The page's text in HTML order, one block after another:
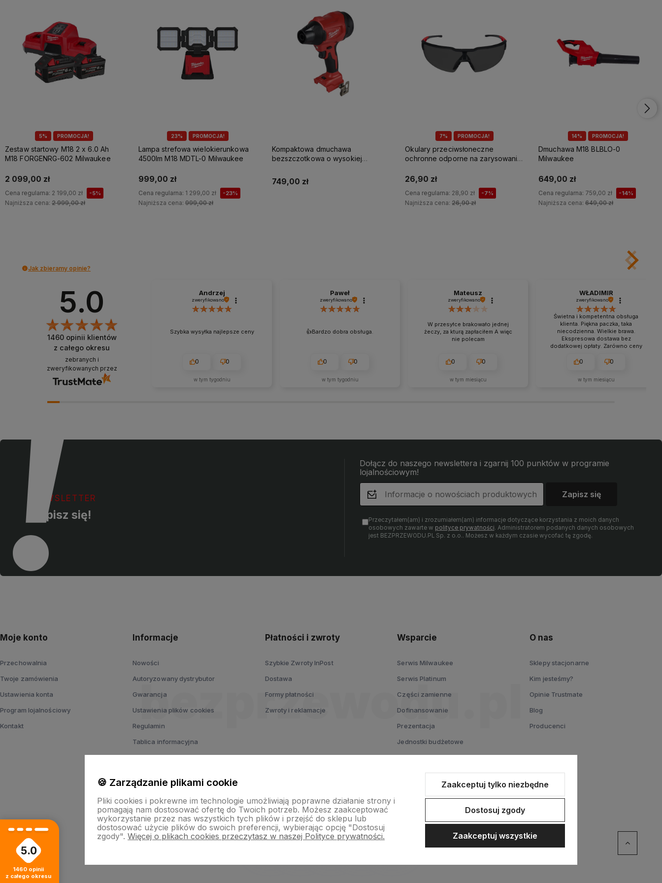
5% PROMOCJA!
Zestaw startowy M18 2 x 6.0 Ah
M18 FORGENRG-602 Milwaukee
2 099,00 zł
Cena regularna: 2 199,00 zł -5%
Najniższa cena: 2 999,00 zł
23% PROMOCJA!
Lampa strefowa wielokierunkowa
4500lm M18 MDTL-0 Milwaukee
999,00 zł
Cena regularna: 1 299,00 zł -23%
Najniższa cena: 999,00 zł
Kompaktowa dmuchawa
bezszczotkowa o wysokiej
749,00 zł
7% PROMOCJA!
Okulary przeciwsłoneczne
ochronne odporne na zarysowania
26,90 zł
Cena regularna: 28,90 zł -7%
Najniższa cena:26,90 zł
14% PROMOCJA!
Dmuchawa M18 BLBLO-0
Milwaukee
649,00 zł
Cena regularna: 759,00 zł -14%
Najniższa cena:649,00 zł
Jak zbieramy opinie?
5.0
1460opinii klientów
z całego okresu
zebranych i
zweryfikowanych przez
Andrzej
zweryfikowano
Szybka wysyłka najlepsze ceny
0 0
w tym tygodniu
Paweł
zweryfikowano
👍️Bardzo dobra obsługa.
0 0
w tym tygodniu
Mateusz
zweryfikowano
W przesyłce brakowało jednej
żeczy, za kturą zapłaciłem A więc
nie polecam
0 0
w tym miesiącu
WŁADIMIR
zweryfikowano
Świetna i kompetentna obsługa
klienta. Piękna paczka, taka
niecodzienna. Wielkie brawa.
Ekspresowa dostawa bez
dodatkowej opłaty. Zarówno ceny
0 0
w tym miesiącu
NEWSLETTER
Zapisz się!
Dołącz do naszego newslettera i zgarnij 100 punktów w programie
lojalnościowym!
Zapisz się
Przeczytałem(am) i zrozumiałem(am) informacje dotyczące korzystania z moich danych
osobowych zawarte w polityce prywatności. Administratorem podanych danych osobowych
jest BEZPRZEWODU.PL Sp. z o.o.. Możesz w każdym czasie wycofać tę zgodę.
Moje konto
Przechowalnia
Twoje zamówienia
Ustawienia konta
Program lojalnościowy
Kontakt
Informacje
Nowości
Autoryzowany dystrybutor
Gwarancja
Ustawienia plików cookies
Regulamin
Tablica informacyjna
Polityka prywatności
Płatności i zwroty
Szybkie Zwroty InPost
Dostawa
Formy płatności
Zwroty i reklamacje
Wsparcie
Serwis Milwaukee
Serwis Platinum
Części zamienne
Dofinansowanie
Prezentacja
Jednostki budżetowe
Testuj MX FUEL
Voucher prezentowy
O nas
Sklepy stacjonarne
Kim jesteśmy?
Opinie Trustmate
Blog
Producenci
5.0
1460 opinii
z całego okresu
🍪 Zarządzanie plikami cookie
Pliki cookies i pokrewne im technologie umożliwiają poprawne działanie strony i
pomagają nam dostosować ofertę do Twoich potrzeb. Możesz zaakceptować
wykorzystanie przez nas wszystkich tych plików i przejść do sklepu lub
dostosować użycie plików do swoich preferencji, wybierając opcję "Dostosuj
zgody". Więcej o plikach cookies przeczytasz w naszej Polityce prywatności.
Zaakceptuj tylko niezbędne
Dostosuj zgody
Zaakceptuj wszystkie